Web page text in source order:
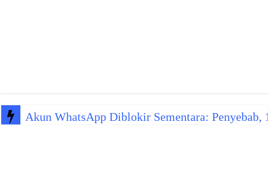
Akun WhatsApp Diblokir Sementara: